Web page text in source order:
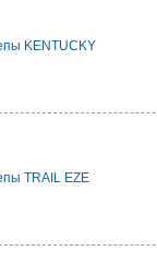
KENTUCKY
TRAIL EZE